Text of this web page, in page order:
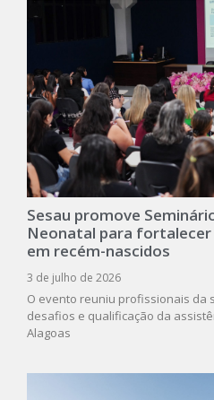
Sesau promove
Neonatal para
em recém-nascidos
3 de julho de 2026
O evento reuniu profissionais da
desafios e qualificação da
Alagoas